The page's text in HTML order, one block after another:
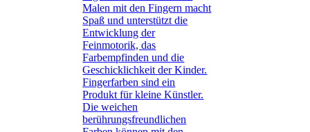
Malen mit den Fingern macht
Spaß und unterstützt die
Entwicklung der
Feinmotorik, das
Farbempfinden und die
Geschicklichkeit der Kinder.
Fingerfarben sind ein
Produkt für kleine Künstler.
Die weichen
berührungsfreundlichen